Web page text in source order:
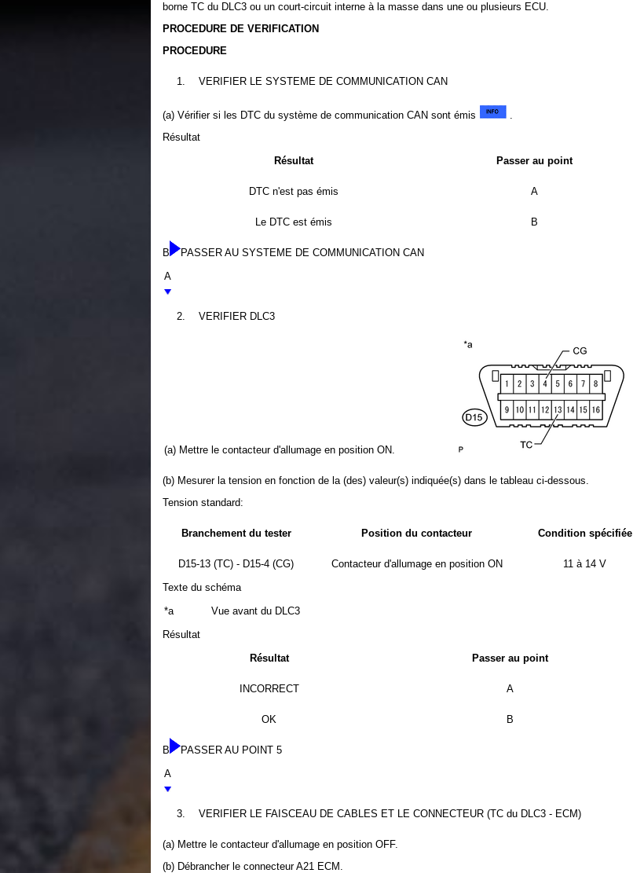
borne TC du DLC3 ou un court-circuit interne à la masse dans une ou plusieurs ECU.
PROCEDURE DE VERIFICATION
PROCEDURE
1. VERIFIER LE SYSTEME DE COMMUNICATION CAN
(a) Vérifier si les DTC du système de communication CAN sont émis
.
Résultat
Résultat
Passer au point
DTC n'est pas émis A
Le DTC est émis B
B
PASSER AU SYSTEME DE COMMUNICATION CAN
A
2. VERIFIER DLC3
(a) Mettre le contacteur d'allumage en position ON.
(b) Mesurer la tension en fonction de la (des) valeur(s) indiquée(s) dans le tableau ci-dessous.
Tension standard:
Branchement du tester Position du contacteur Condition spécifiée
D15-13 (TC) - D15-4 (CG) Contacteur d'allumage en position ON
11 à 14 V
Texte du schéma
*a
Vue avant du DLC3
Résultat
Résultat
Passer au point
INCORRECT A
OK B
B
PASSER AU POINT 5
A
3. VERIFIER LE FAISCEAU DE CABLES ET LE CONNECTEUR (TC du DLC3 - ECM)
(a) Mettre le contacteur d'allumage en position OFF.
(b) Débrancher le connecteur A21 ECM.